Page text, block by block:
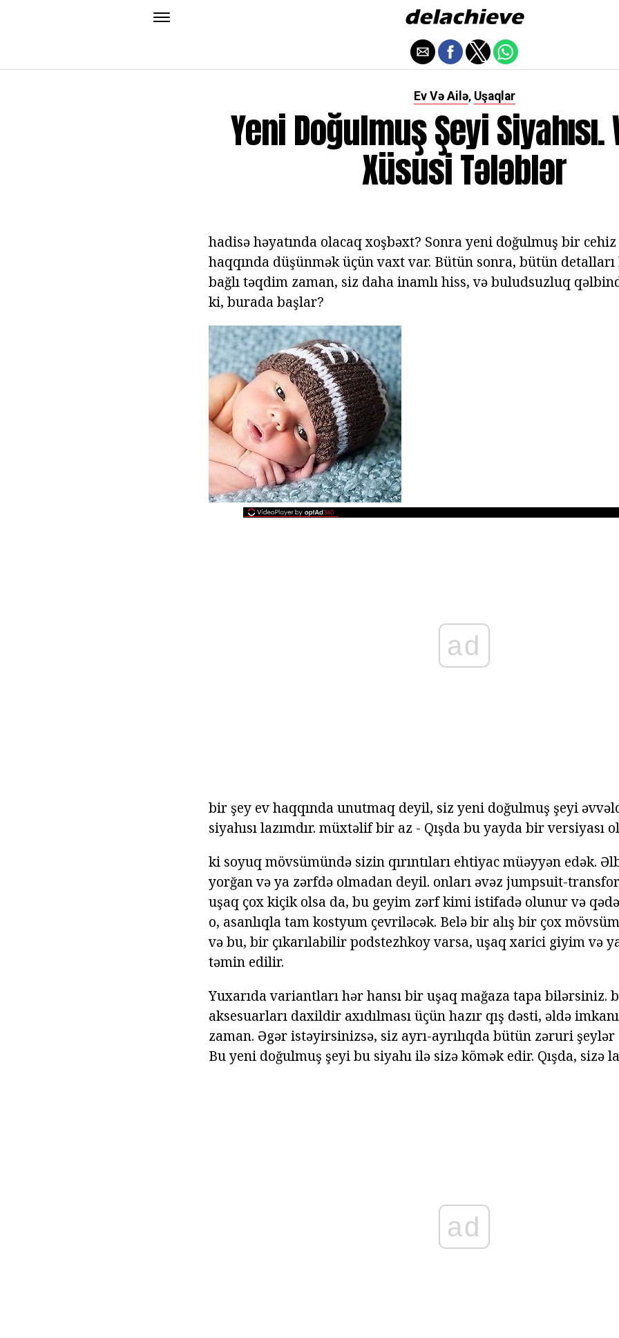
Ev Və Ailə, Uşaqlar
Yeni Doğulmuş Şeyi
Xüsusi Tələblər
hadisə həyatında olacaq xoşbəxt? Sonra yeni doğulmuş bir cehiz
haqqında düşünmək üçün vaxt var. Bütün sonra, bütün
bağlı təqdim zaman, siz daha inamlı hiss, və buludsuzluq
ki, burada başlar?
ad
bir şey ev haqqında unutmaq deyil, siz yeni doğulmuş şeyi
siyahısı lazımdır. müxtəlif bir az - Qışda bu yayda bir versiyası
ki soyuq mövsümündə sizin qırıntıları ehtiyac müəyyən edək.
yorğan və ya zərfdə olmadan deyil. onları əvəz jumpsuit-
uşaq çox kiçik olsa da, bu geyim zərf kimi istifadə olunur və
o, asanlıqla tam kostyum çevriləcək. Belə bir alış bir çox
və bu, bir çıkarılabilir podstezhkoy varsa, uşaq xarici giyim və
təmin edilir.
Yuxarıda variantları hər hansı bir uşaq mağaza tapa bilərsiniz.
aksesuarları daxildir axıdılması üçün hazır qış dəsti, əldə
zaman. Əgər istəyirsinizsə, siz ayrı-ayrılıqda bütün zəruri
Bu yeni doğulmuş şeyi bu siyahı ilə sizə kömək edir. Qışda, sizə
ad